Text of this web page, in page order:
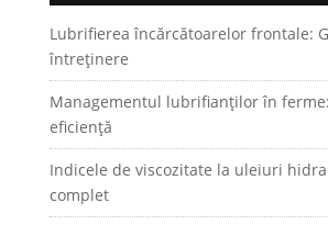
Lubrifierea încărcătoarelor frontale:
întreținere
Managementul lubrifianților în
eficiență
Indicele de viscozitate la uleiuri
complet